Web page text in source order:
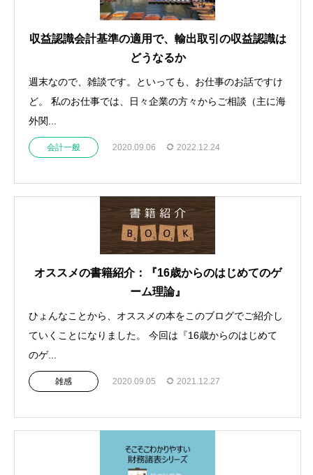
収益認識会計基準の適用で、輸出取引の収益認識は
どうなるか
週末なので、雑談です。といっても、お仕事のお話ですけ
ど。 私のお仕事では、日々企業の方々からご相談（主に海
外関...
会計一般 2020.09.06 2022.12.24
オススメの書籍紹介：『16歳からのはじめてのゲ
ーム理論』
ひょんなことから、オススメの本をこのブログでご紹介し
ていくことになりました。 今回は『16歳からのはじめて
のゲ...
雑感 2020.09.05 2021.12.27